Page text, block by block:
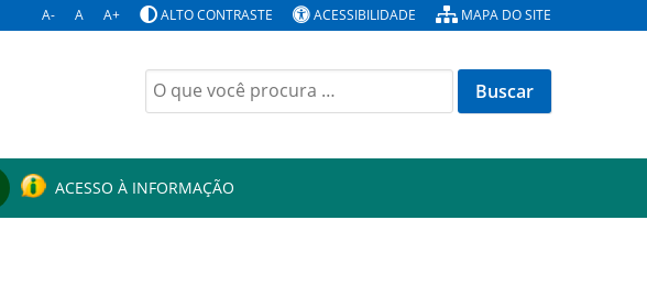
A- A A+ ALTO CONTRASTE ACESSIBILIDADE MAPA DO SITE
Buscar
por:
ACESSO À INFORMAÇÃO